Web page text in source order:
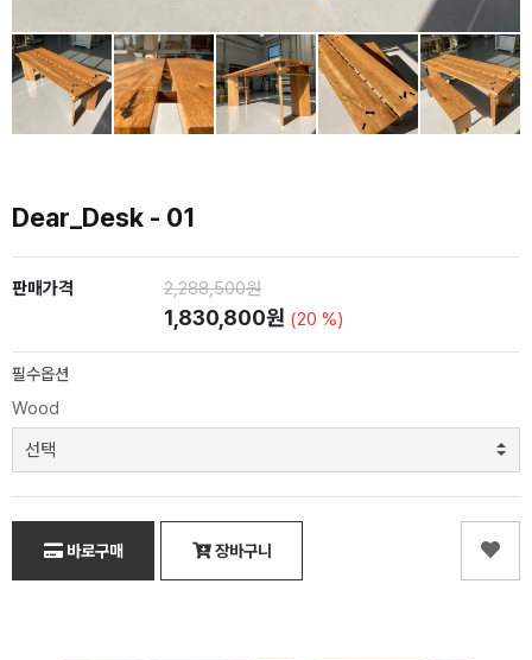
Dear_Desk - 01
판매가격 2,288,500원
1,830,800원 (20 %)
필수옵션
Wood
바로구매 장바구니